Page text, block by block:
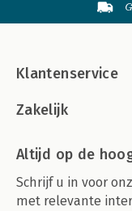
Klantenservice
Zakelijk
Altijd op de
Schrijf u in voor
met relevante